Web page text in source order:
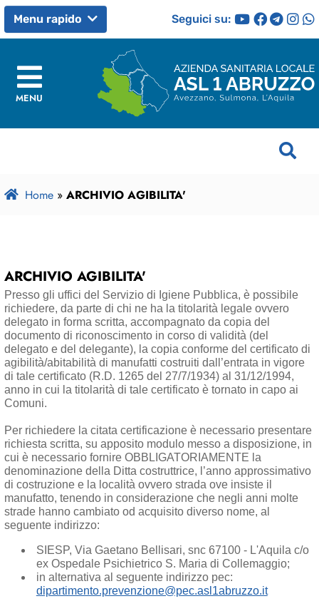
Menu rapido Seguici su:
MENU
Home » ARCHIVIO AGIBILITA'
ARCHIVIO AGIBILITA'
Presso gli uffici del Servizio di Igiene Pubblica, è possibile
richiedere, da parte di chi ne ha la titolarità legale ovvero
delegato in forma scritta, accompagnato da copia del
documento di riconoscimento in corso di validità (del
delegato e del delegante), la copia conforme del certificato di
agibilità/abitabilità di manufatti costruiti dall’entrata in vigore
di tale certificato (R.D. 1265 del 27/7/1934) al 31/12/1994,
anno in cui la titolarità di tale certificato è tornato in capo ai
Comuni.
Per richiedere la citata certificazione è necessario presentare
richiesta scritta, su apposito modulo messo a disposizione, in
cui è necessario fornire OBBLIGATORIAMENTE la
denominazione della Ditta costruttrice, l’anno approssimativo
di costruzione e la località ovvero strada ove insiste il
manufatto, tenendo in considerazione che negli anni molte
strade hanno cambiato od acquisito diverso nome, al
seguente indirizzo:
SIESP, Via Gaetano Bellisari, snc 67100 - L'Aquila c/o
ex Ospedale Psichietrico S. Maria di Collemaggio;
in alternativa al seguente indirizzo pec:
dipartimento.prevenzione@pec.asl1abruzzo.it